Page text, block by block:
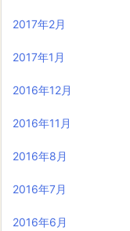
2017年2月
2017年1月
2016年12月
2016年11月
2016年8月
2016年7月
2016年6月